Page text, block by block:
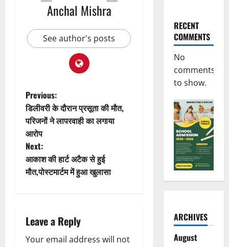
Anchal Mishra
See author's posts
P
o
s
t
v
Previous:
डिलीवरी के दौरान प्रसूता की मौत,
परिजनों ने लापरवाही का लगाया
आरोप
Next:
आकाश की हार्ट अटैक से हुई
मौत,पोस्टमार्टम में हुआ खुलासा
Leave a Reply
Your email address will not
RECENT
COMMENTS
No
comments
to show.
ARCHIVES
August